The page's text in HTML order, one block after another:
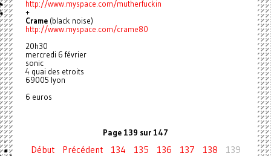
http://www.myspace.com/mutherfuckin
+
Crame(black noise)
http://www.myspace.com/crame80
20h30
mercredi 6 février
sonic
4 quai des etroits
69005 lyon
6 euros
Page 139 sur 147
Début Précédent 134 135 136 137 138
139